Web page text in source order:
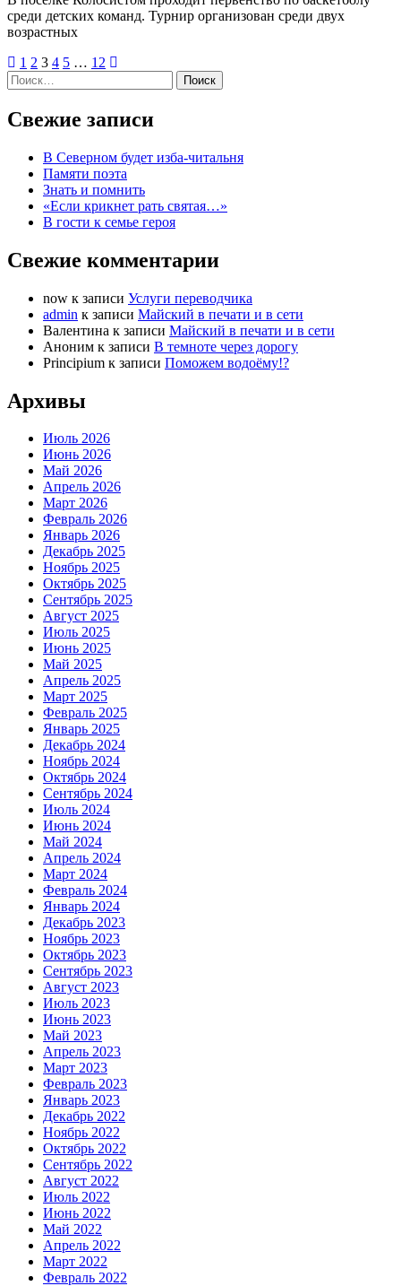
среди детских команд. Турнир организован среди двух
возрастных
1 2 3 4 5 … 12
Найти:
Свежие записи
В Северном будет изба-читальня
Памяти поэта
Знать и помнить
«Если крикнет рать святая…»
В гости к семье героя
Свежие комментарии
now к записи Услуги переводчика
admin к записи Майский в печати и в сети
Валентина к записи Майский в печати и в сети
Аноним к записи В темноте через дорогу
Principium к записи Поможем водоёму!?
Архивы
Июль 2026
Июнь 2026
Май 2026
Апрель 2026
Март 2026
Февраль 2026
Январь 2026
Декабрь 2025
Ноябрь 2025
Октябрь 2025
Сентябрь 2025
Август 2025
Июль 2025
Июнь 2025
Май 2025
Апрель 2025
Март 2025
Февраль 2025
Январь 2025
Декабрь 2024
Ноябрь 2024
Октябрь 2024
Сентябрь 2024
Июль 2024
Июнь 2024
Май 2024
Апрель 2024
Март 2024
Февраль 2024
Январь 2024
Декабрь 2023
Ноябрь 2023
Октябрь 2023
Сентябрь 2023
Август 2023
Июль 2023
Июнь 2023
Май 2023
Апрель 2023
Март 2023
Февраль 2023
Январь 2023
Декабрь 2022
Ноябрь 2022
Октябрь 2022
Сентябрь 2022
Август 2022
Июль 2022
Июнь 2022
Май 2022
Апрель 2022
Март 2022
Февраль 2022